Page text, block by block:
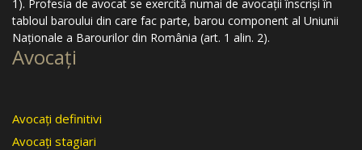
1). Profesia de avocat se exercită numai de avocaţii înscrişi în
tabloul baroului din care fac parte, barou component al Uniunii
Naţionale a Barourilor din România (art. 1 alin. 2).
Avocaţi
Avocaţi definitivi
Avocaţi stagiari